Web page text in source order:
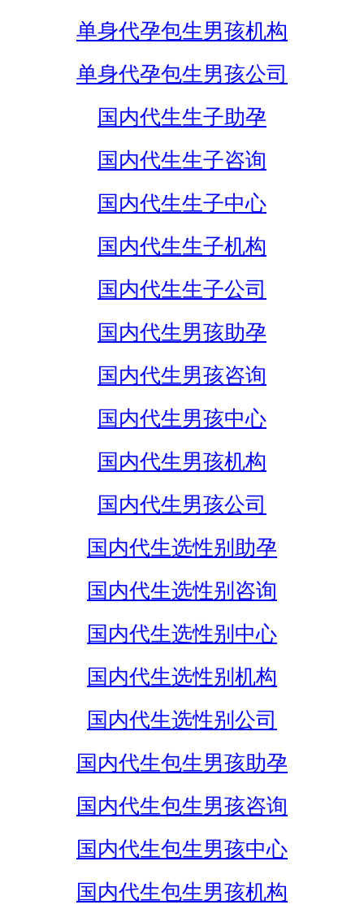
单身代孕包生男孩机构
单身代孕包生男孩公司
国内代生生子助孕
国内代生生子咨询
国内代生生子中心
国内代生生子机构
国内代生生子公司
国内代生男孩助孕
国内代生男孩咨询
国内代生男孩中心
国内代生男孩机构
国内代生男孩公司
国内代生选性别助孕
国内代生选性别咨询
国内代生选性别中心
国内代生选性别机构
国内代生选性别公司
国内代生包生男孩助孕
国内代生包生男孩咨询
国内代生包生男孩中心
国内代生包生男孩机构